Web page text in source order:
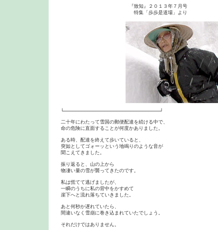
『致知』２０１３年７月号
特集「歩歩是道場」より
└─────────────────────────────────┘
二十年にわたって雪国の郵便配達を続ける中で、
命の危険に直面することが何度かありました。
ある時、配達を終えて歩いていると、
突如としてゴォーッという地鳴りのような音が
聞こえてきました。
振り返ると、山の上から
物凄い量の雪が襲ってきたのです。
私は慌てて逃げましたが、
一瞬のうちに私の背中をかすめて
崖下へと流れ落ちていきました。
あと何秒か遅れていたら、
間違いなく雪崩に巻き込まれていたでしょう。
それだけではありません。